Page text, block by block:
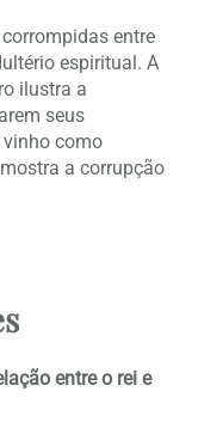
entre
espiritual. A
ilustra a
seus
vinho como
a corrupção
entre o rei e